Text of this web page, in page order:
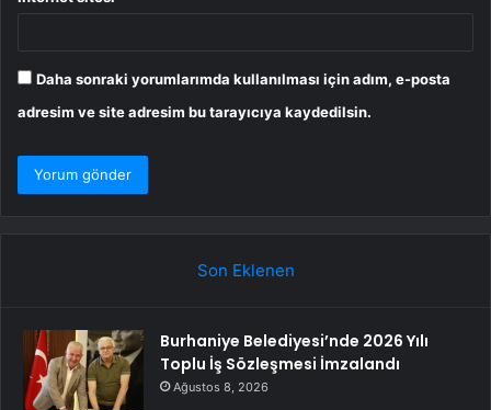
Daha sonraki yorumlarımda kullanılması için adım, e-posta
adresim ve site adresim bu tarayıcıya kaydedilsin.
Son Eklenen
Burhaniye Belediyesi’nde 2026 Yılı
Toplu İş Sözleşmesi İmzalandı
Ağustos 8, 2026